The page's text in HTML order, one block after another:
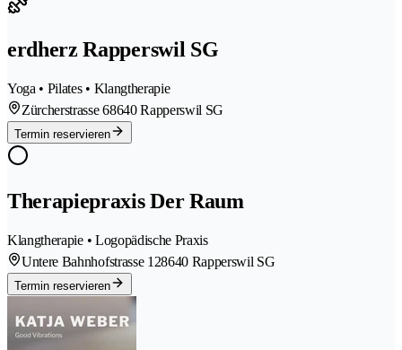
erdherz Rapperswil SG
Yoga • Pilates • Klangtherapie
Zürcherstrasse 68640 Rapperswil SG
Termin reservieren
Therapiepraxis Der Raum
Klangtherapie • Logopädische Praxis
Untere Bahnhofstrasse 128640 Rapperswil SG
Termin reservieren